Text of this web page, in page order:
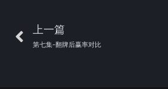
上一篇
第七集-翻牌后赢率对比